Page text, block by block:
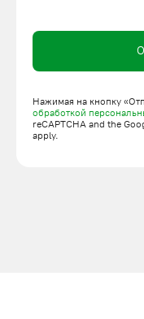
Нажимая на кнопку
обработкой
reCAPTCHA and the
apply.